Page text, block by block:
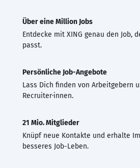
Über eine Million Jobs
Entdecke mit XING genau den Job,
passt.
Persönliche Job-Angebote
Lass Dich finden von Arbeitgebern
Recruiter·innen.
21 Mio. Mitglieder
Knüpf neue Kontakte und erhalte
besseres Job-Leben.